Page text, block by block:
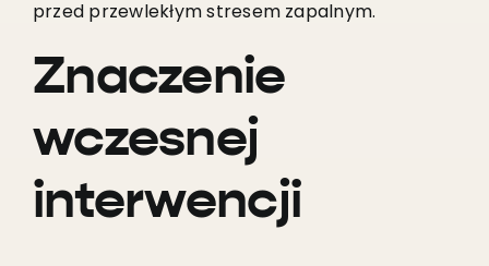
przed przewlekłym stresem zapalnym.
Znaczenie
wczesnej
interwencji